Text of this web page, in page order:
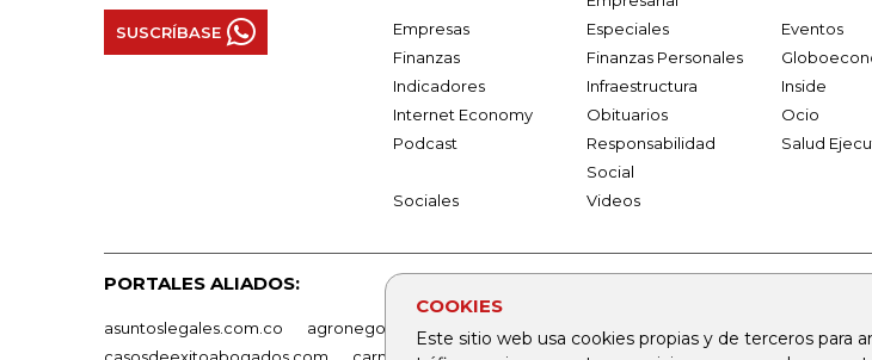
COOKIES
Este sitio web usa cookies propias y de terceros para
SUSCRÍBASE Empresas Especiales
Eventos
Finanzas
Finanzas Personales
Indicadores
Infraestructura
Inside
Internet Economy
Obituarios
Ocio
Podcast
Responsabilidad
Social
Salud
Sociales Videos
PORTALES ALIADOS:
asuntoslegales.com.co agronegocios.co empresas.larepublica.co firmasdeabogados.com